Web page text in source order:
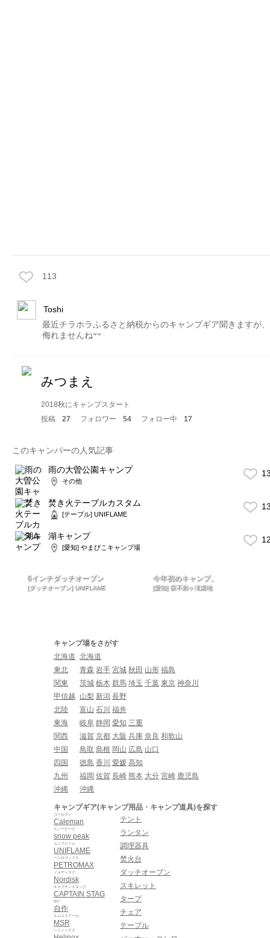
113
Toshi
最近チラホラふるさと納税からのキャンプギア聞きますが、
侮れませんね‪𐤔‪𐤔
みつまえ
2018秋にキャンプスタート
投稿
27 フォロワー 54 フォロー中 17
このキャンパーの人気記事
雨の大曽公園キャンプ
その他
焚き火テーブルカスタム
[テーブル] UNIFLAME
湖キャンプ
[愛知] やまびこキャンプ場
6インチダッチオーブン
[ダッチオーブン] UNIFLAME
今年初めキャンプ。
[愛知] 荻不動ヶ滝園地
キャンプ場をさがす
北海道 北海道
東北
青森 岩手 宮城 秋田 山形 福島
関東
茨城 栃木 群馬 埼玉 千葉 東京 神奈川
甲信越
山梨 新潟 長野
北陸
富山 石川 福井
東海
岐阜 静岡 愛知 三重
関西
滋賀 京都 大阪 兵庫 奈良 和歌山
中国
鳥取 島根 岡山 広島 山口
四国
徳島 香川 愛媛 高知
九州
福岡 佐賀 長崎 熊本 大分 宮崎 鹿児島
沖縄
沖縄
キャンプギア(キャンプ用品・キャンプ道具)を探す
Caleman
コールマン
snow peak
スノーピーク
UNIFLAME
ユニフレーム
PETROMAX
ペトロマックス
Nordisk
ノルディスク
CAPTAIN STAG
キャプテンスタッグ
自作
DIY
MSR
エムエスアール
ヘリノックス
テント
ランタン
調理器具
焚火台
ダッチオーブン
スキレット
タープ
チェア
テーブル